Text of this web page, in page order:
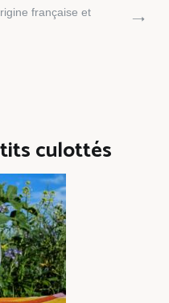
française et
culottés